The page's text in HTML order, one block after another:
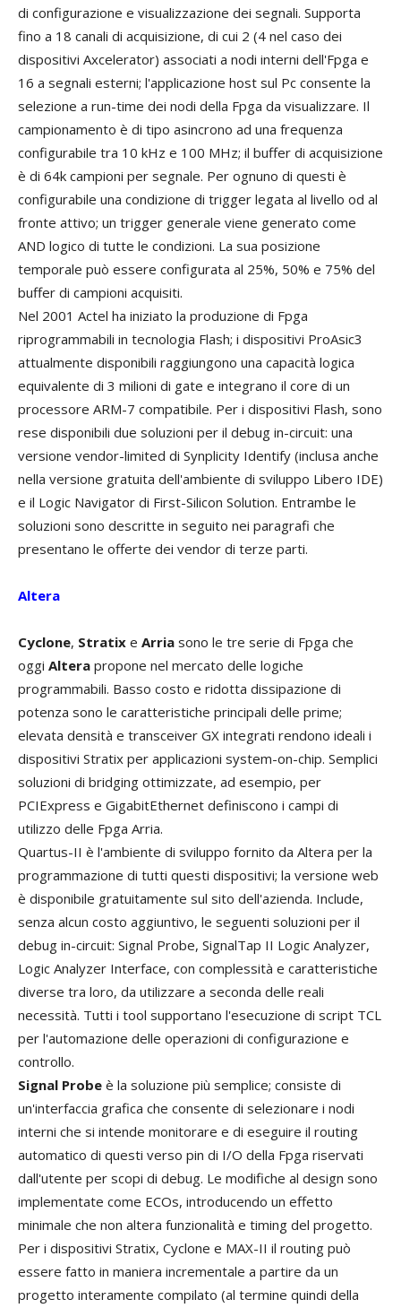
di configurazione e visualizzazione dei segnali. Supporta
fino a 18 canali di acquisizione, di cui 2 (4 nel caso dei
dispositivi Axcelerator) associati a nodi interni dell'Fpga e
16 a segnali esterni; l'applicazione host sul Pc consente la
selezione a run-time dei nodi della Fpga da visualizzare. Il
campionamento è di tipo asincrono ad una frequenza
configurabile tra 10 kHz e 100 MHz; il buffer di acquisizione
è di 64k campioni per segnale. Per ognuno di questi è
configurabile una condizione di trigger legata al livello od al
fronte attivo; un trigger generale viene generato come
AND logico di tutte le condizioni. La sua posizione
temporale può essere configurata al 25%, 50% e 75% del
buffer di campioni acquisiti.
Nel 2001 Actel ha iniziato la produzione di Fpga
riprogrammabili in tecnologia Flash; i dispositivi ProAsic3
attualmente disponibili raggiungono una capacità logica
equivalente di 3 milioni di gate e integrano il core di un
processore ARM-7 compatibile. Per i dispositivi Flash, sono
rese disponibili due soluzioni per il debug in-circuit: una
versione vendor-limited di Synplicity Identify (inclusa anche
nella versione gratuita dell'ambiente di sviluppo Libero IDE)
e il Logic Navigator di First-Silicon Solution. Entrambe le
soluzioni sono descritte in seguito nei paragrafi che
presentano le offerte dei vendor di terze parti.
Altera
Cyclone, Stratix e Arria sono le tre serie di Fpga che
oggi Altera propone nel mercato delle logiche
programmabili. Basso costo e ridotta dissipazione di
potenza sono le caratteristiche principali delle prime;
elevata densità e transceiver GX integrati rendono ideali i
dispositivi Stratix per applicazioni system-on-chip. Semplici
soluzioni di bridging ottimizzate, ad esempio, per
PCIExpress e GigabitEthernet definiscono i campi di
utilizzo delle Fpga Arria.
Quartus-II è l'ambiente di sviluppo fornito da Altera per la
programmazione di tutti questi dispositivi; la versione web
è disponibile gratuitamente sul sito dell'azienda. Include,
senza alcun costo aggiuntivo, le seguenti soluzioni per il
debug in-circuit: Signal Probe, SignalTap II Logic Analyzer,
Logic Analyzer Interface, con complessità e caratteristiche
diverse tra loro, da utilizzare a seconda delle reali
necessità. Tutti i tool supportano l'esecuzione di script TCL
per l'automazione delle operazioni di configurazione e
controllo.
Signal Probe è la soluzione più semplice; consiste di
un'interfaccia grafica che consente di selezionare i nodi
interni che si intende monitorare e di eseguire il routing
automatico di questi verso pin di I/O della Fpga riservati
dall'utente per scopi di debug. Le modifiche al design sono
implementate come ECOs, introducendo un effetto
minimale che non altera funzionalità e timing del progetto.
Per i dispositivi Stratix, Cyclone e MAX-II il routing può
essere fatto in maniera incrementale a partire da un
progetto interamente compilato (al termine quindi della